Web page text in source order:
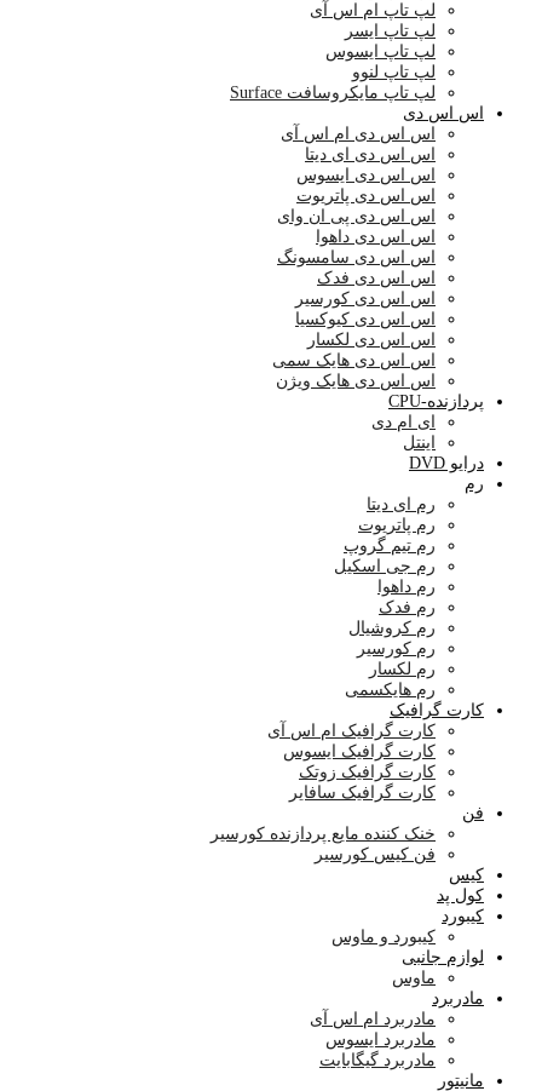
لپ تاپ ام اس آی
لپ تاپ ایسر
لپ تاپ ایسوس
لپ تاپ لنوو
لپ تاپ مایکروسافت Surface
اس اس دی
اس اس دی ام اس آی
اس اس دی ای دیتا
اس اس دی ایسوس
اس اس دی پاتریوت
اس اس دی پی ان وای
اس اس دی داهوا
اس اس دی سامسونگ
اس اس دی فدک
اس اس دی کورسیر
اس اس دی کیوکسیا
اس اس دی لکسار
اس اس دی هایک سمی
اس اس دی هایک ویژن
پردازنده-CPU
ای ام دی
اینتل
درایو DVD
رم
رم ای دیتا
رم پاتریوت
رم تیم گروپ
رم جی اسکیل
رم داهوا
رم فدک
رم کروشیال
رم کورسیر
رم لکسار
رم هایکسمی
کارت گرافیک
کارت گرافیک ام اس آی
کارت گرافیک ایسوس
کارت گرافیک زوتک
کارت گرافیک سافایر
فن
خنک کننده مایع پردازنده کورسیر
فن کیس کورسیر
کیس
کول پد
کیبورد
کیبورد و ماوس
لوازم جانبی
ماوس
مادربرد
مادربرد ام اس آی
مادربرد ایسوس
مادربرد گیگابایت
مانیتور